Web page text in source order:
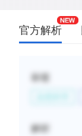
官方解析
标签
解析